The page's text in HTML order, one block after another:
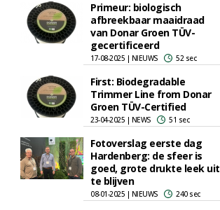
Primeur: biologisch
afbreekbaar maaidraad
van Donar Groen TÜV-
gecertificeerd
17-08-2025 | NIEUWS 52 sec
First: Biodegradable
Trimmer Line from Donar
Groen TÜV-Certified
23-04-2025 | NEWS 51 sec
Fotoverslag eerste dag
Hardenberg: de sfeer is
goed, grote drukte leek uit
te blijven
08-01-2025 | NIEUWS 240 sec